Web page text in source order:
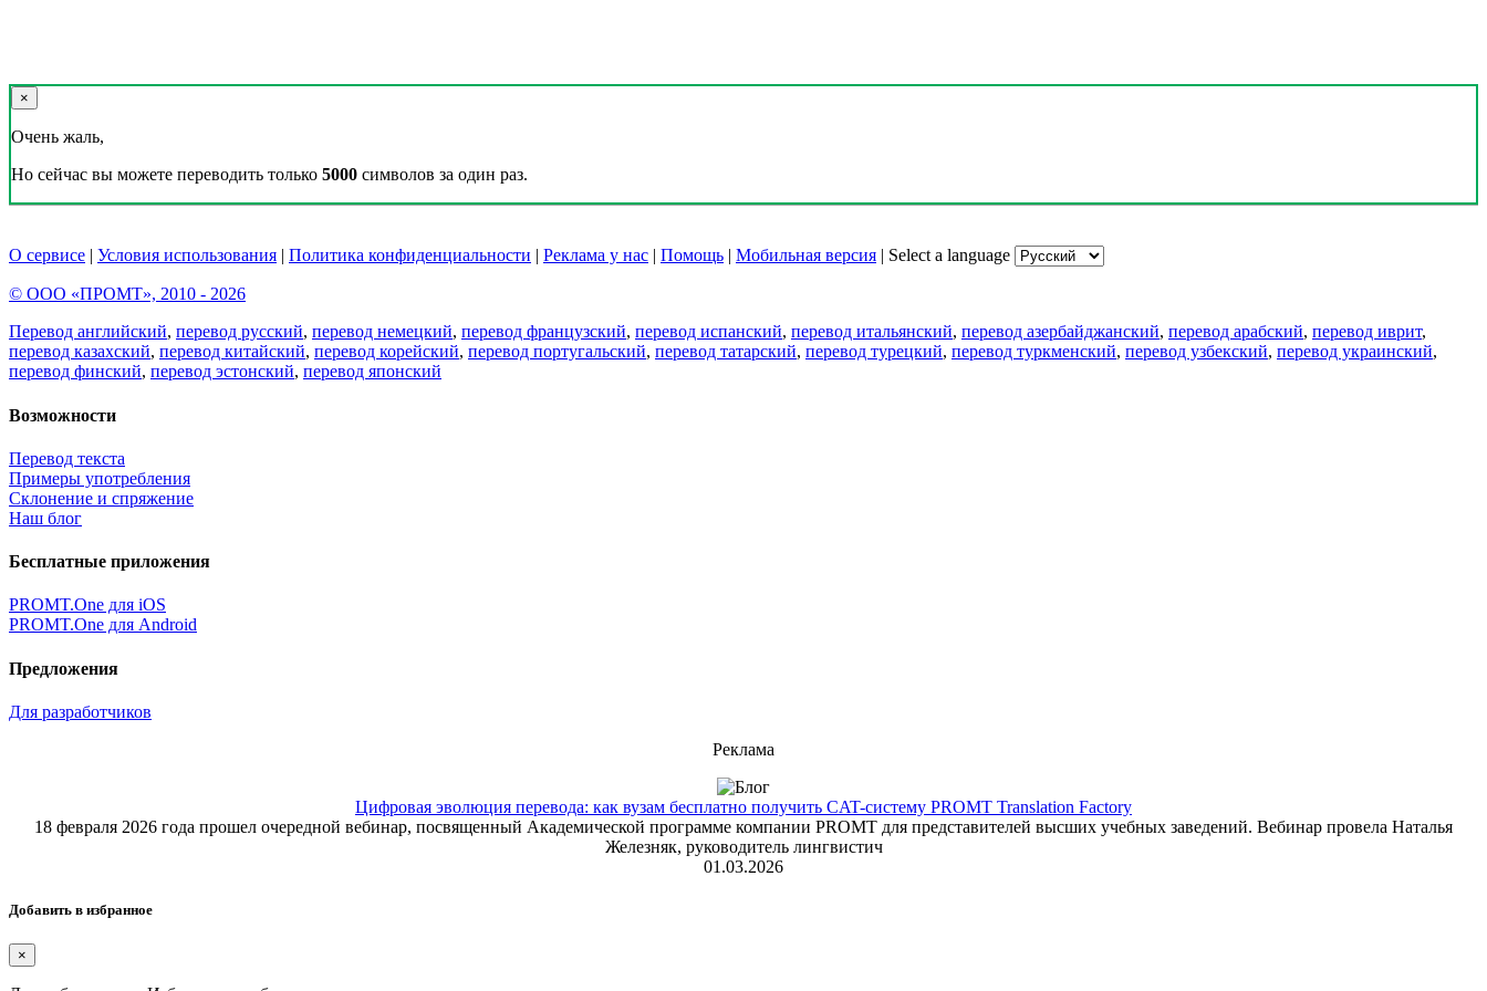
×
Очень жаль,
Но сейчас вы можете переводить только 5000 символов за один раз.
О сервисе | Условия использования | Политика конфиденциальности | Реклама у нас | Помощь | Мобильная версия | Select a language
© ООО «ПРОМТ», 2010 - 2026
Перевод английский, перевод русский, перевод немецкий, перевод французский, перевод испанский, перевод итальянский, перевод азербайджанский, перевод арабский, перевод иврит,
перевод казахский, перевод китайский, перевод корейский, перевод португальский, перевод татарский, перевод турецкий, перевод туркменский, перевод узбекский, перевод украинский,
перевод финский, перевод эстонский, перевод японский
Возможности
Перевод текста
Примеры употребления
Склонение и спряжение
Наш блог
Бесплатные приложения
PROMT.One для iOS
PROMT.One для Android
Предложения
Для разработчиков
Реклама
Цифровая эволюция перевода: как вузам бесплатно получить CAT-систему PROMT Translation Factory
18 февраля 2026 года прошел очередной вебинар, посвященный Академической программе компании PROMT для представителей высших учебных заведений. Вебинар провела Наталья
Железняк, руководитель лингвистич
01.03.2026
Добавить в избранное
×